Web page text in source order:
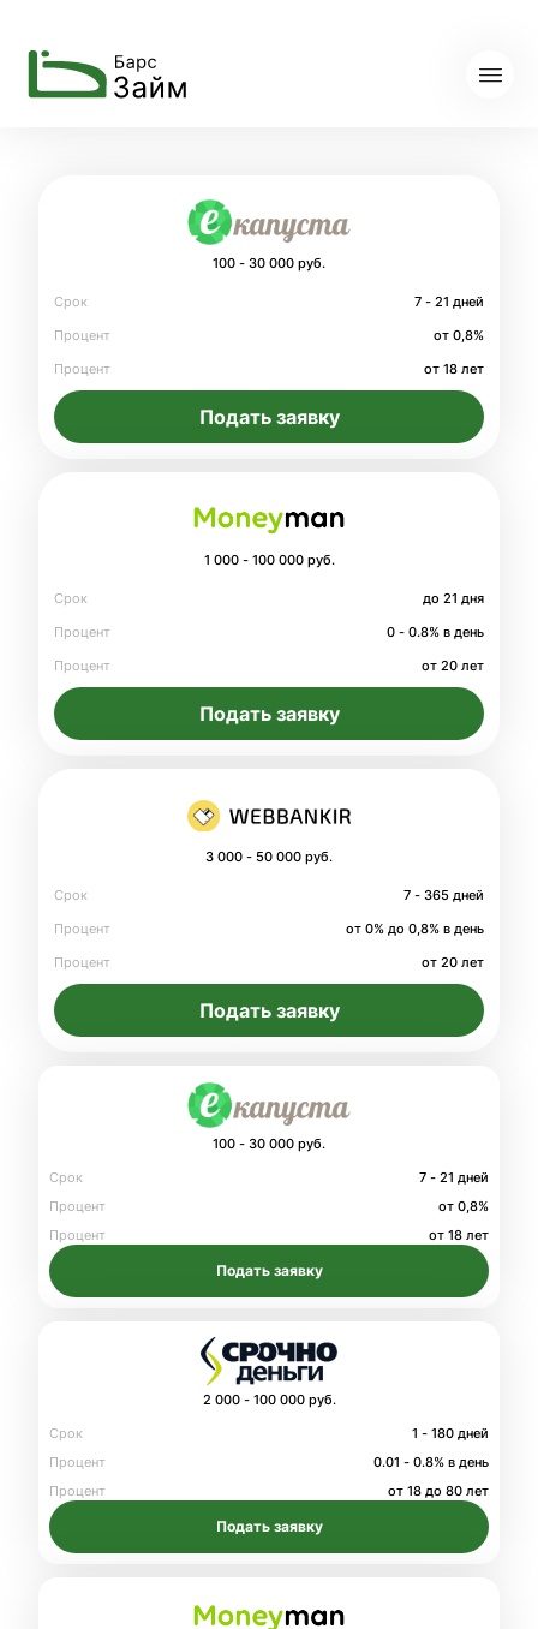
100 - 30 000 руб.
Срок
7 - 21 дней
Процент
от 0,8%
Процент
от 18 лет
Подать заявку
1 000 - 100 000 руб.
Срок
до 21 дня
Процент
0 - 0.8% в день
Процент
от 20 лет
Подать заявку
3 000 - 50 000 руб.
Срок
7 - 365 дней
Процент
от 0% до 0,8% в день
Процент
от 20 лет
Подать заявку
100 - 30 000 руб.
Срок
7 - 21 дней
Процент
от 0,8%
Процент
от 18 лет
Подать заявку
2 000 - 100 000 руб.
Срок
1 - 180 дней
Процент
0.01 - 0.8% в день
Процент
от 18 до 80 лет
Подать заявку